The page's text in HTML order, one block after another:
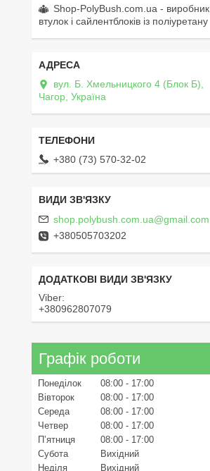
Shop-PolyBush.com.ua - виробник
втулок і сайлентблоків із поліуретану
вул. Б. Хмельницкого 4 (Блок Б),
Чагор, Україна
+380 (73) 570-32-02
shop.polybush.com.ua@gmail.com
+380505703202
Viber
+380962807079
Графік роботи
Понеділок 08:00
17:00
Вівторок
08:00
17:00
Середа
08:00
17:00
Четвер
08:00
17:00
Пʼятниця
08:00
17:00
Субота
Вихідний
Неділя
Вихідний